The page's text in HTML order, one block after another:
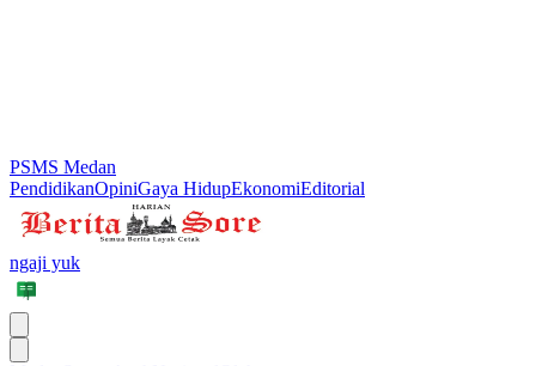
PSMS Medan
PendidikanOpiniGaya HidupEkonomiEditorial
ngaji yuk